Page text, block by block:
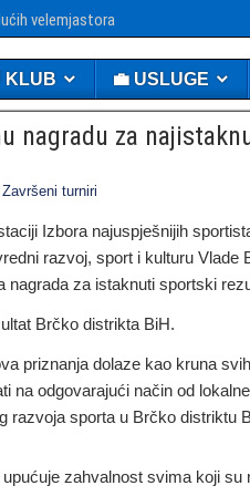
velemjastora
KLUB 💼 USLUGE
nagradu za
Završeni turniri
Izbora najuspješnijih
razvoj, sport i kulturu
za istaknuti sportski
Brčko distrikta BiH.
priznanja dolaze kao kruna
na odgovarajući način od
razvoja sporta u Brčko distriktu
zahvalnost svima koji